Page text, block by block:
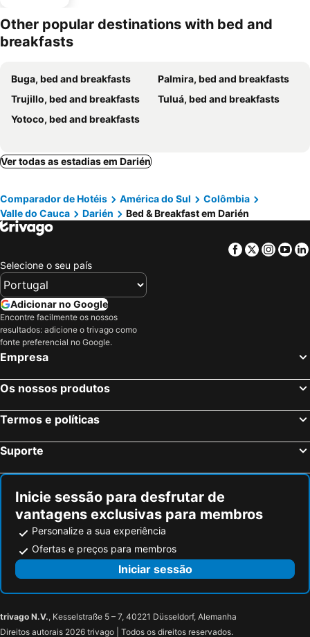
Other popular destinations with bed and
breakfasts
Buga, bed and breakfasts
Palmira, bed and breakfasts
Trujillo, bed and breakfasts
Tuluá, bed and breakfasts
Yotoco, bed and breakfasts
Ver todas as estadias em Darién
Comparador de Hotéis América do Sul
Colômbia
Valle do Cauca
Darién Bed & Breakfast em Darién
Facebook
Twitter
Selecione o seu país
Adicionar no Google
Encontre facilmente os nossos
resultados: adicione o trivago como
fonte preferencial no Google.
Empresa
Os nossos produtos
Termos e políticas
Suporte
Inicie sessão para desfrutar de
vantagens exclusivas para membros
Personalize a sua experiência
Ofertas e preços para membros
Iniciar sessão
trivago N.V., Kesselstraße 5 – 7, 40221 Düsseldorf, Alemanha
Direitos autorais 2026 trivago | Todos os direitos reservados.